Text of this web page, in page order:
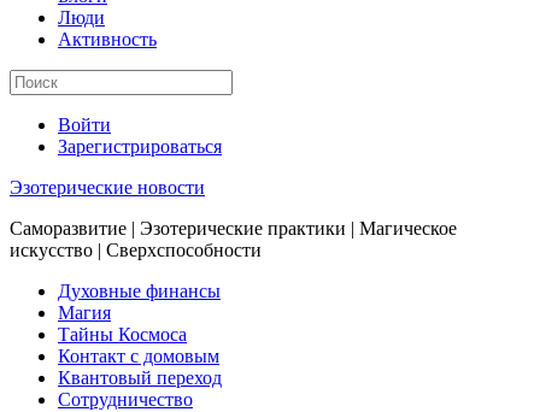
Люди
Активность
Войти
Зарегистрироваться
Эзотерические новости
Саморазвитие | Эзотерические практики | Магическое
искусство | Сверхспособности
Духовные финансы
Магия
Тайны Космоса
Контакт с домовым
Квантовый переход
Сотрудничество